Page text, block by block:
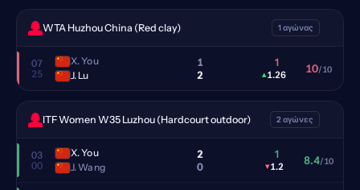
WTA Huzhou China (Red clay) 1 αγώνας
07
25
X. You
J. Lu
1
2
1
▴1.26 10/10
ITF Women W35 Luzhou (Hardcourt outdoor) 2 αγώνες
03
00
X. You
J. Wang
2
0
1
▾1.2 8.4/10